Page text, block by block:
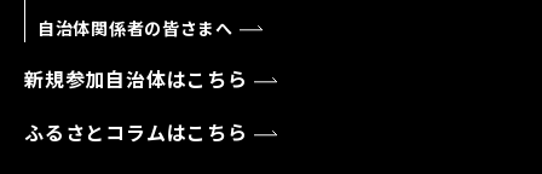
自治体関係者の皆さまへ
新規参加自治体はこちら
ふるさとコラムはこちら